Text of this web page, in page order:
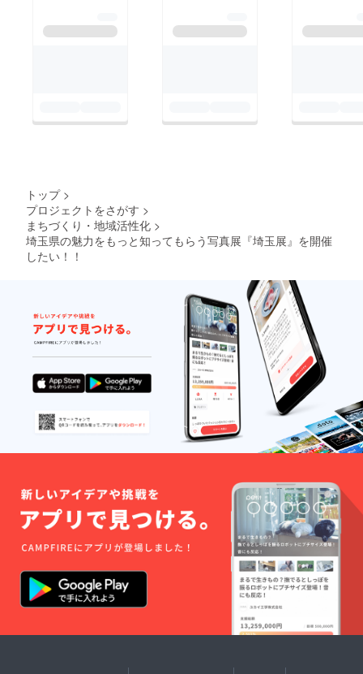
トップ >
プロジェクトをさがす >
まちづくり・地域活性化 >
埼玉県の魅力をもっと知ってもらう写真展『埼玉展』を開催
したい！！